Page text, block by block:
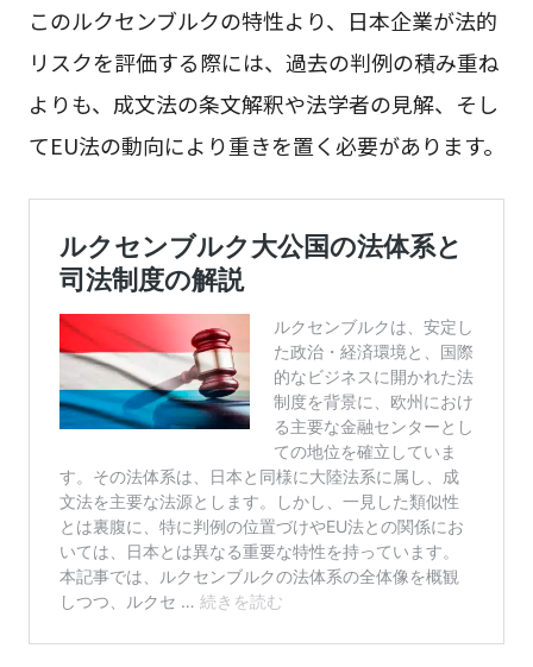
このルクセンブルクの特性より、日本企業が法的
リスクを評価する際には、過去の判例の積み重ね
よりも、成文法の条文解釈や法学者の見解、そし
てEU法の動向により重きを置く必要があります。